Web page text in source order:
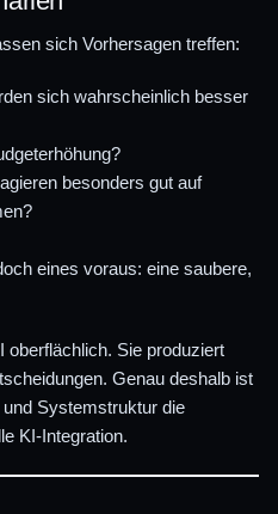
sich Vorhersagen treffen:
sich wahrscheinlich besser
besonders gut auf
eines voraus: eine saubere,
oberflächlich. Sie produziert
Genau deshalb ist
Systemstruktur die
KI-Integration.